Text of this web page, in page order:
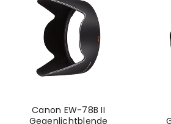
Canon EW-78B II
Gegenlichtblende